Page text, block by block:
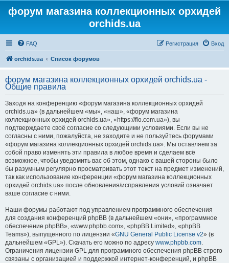
форум магазина коллекционных орхидей
orchids.ua
FAQ Вход
Регистрация
orchids.ua Список форумов
форум магазина коллекционных орхидей orchids.ua -
Общие правила
Заходя на конференцию «форум магазина коллекционных орхидей
orchids.ua» (в дальнейшем «мы», «наш», «форум магазина
коллекционных орхидей orchids.ua», «https://flo.com.ua»), вы
подтверждаете своё согласие со следующими условиями. Если вы не
согласны с ними, пожалуйста, не заходите и не пользуйтесь форумами
«форум магазина коллекционных орхидей orchids.ua». Мы оставляем за
собой право изменять эти правила в любое время и сделаем всё
возможное, чтобы уведомить вас об этом, однако с вашей стороны было
бы разумным регулярно просматривать этот текст на предмет изменений,
так как использование конференции «форум магазина коллекционных
орхидей orchids.ua» после обновления/исправления условий означает
ваше согласие с ними.
Наши форумы работают под управлением программного обеспечения
для создания конференций phpBB (в дальнейшем «они», «программное
обеспечение phpBB», «www.phpbb.com», «phpBB Limited», «phpBB
Teams»), выпущенного по лицензии «GNU General Public License v2» (в
дальнейшем «GPL»). Скачать его можно по адресу www.phpbb.com.
Ограничения лицензии GPL для программного обеспечения phpBB строго
связаны с организацией и поддержкой интернет-конференций, и phpBB